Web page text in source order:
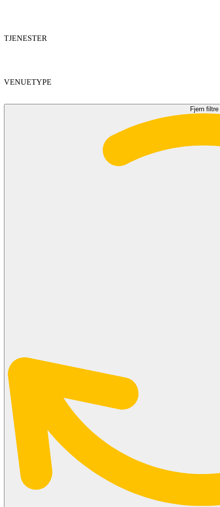
TJENESTER
VENUETYPE
Fjern filtre